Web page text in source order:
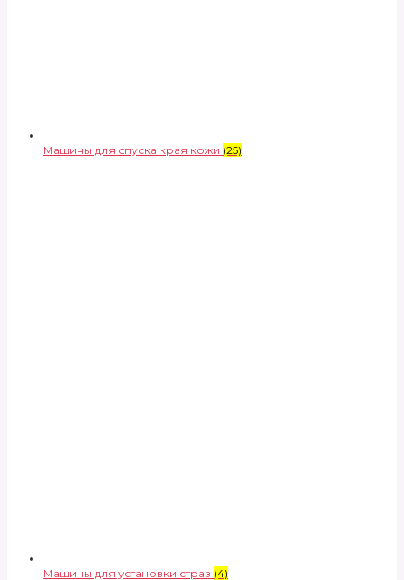
Машины для спуска края кожи (25)
Машины для установки страз (4)